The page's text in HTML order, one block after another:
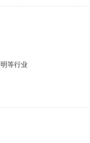
等行业